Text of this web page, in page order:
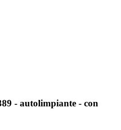
- autolimpiante - con